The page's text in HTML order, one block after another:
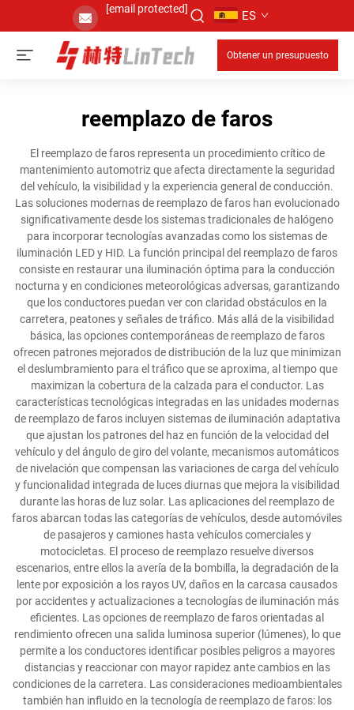
[email protected] ES
Obtener un presupuesto
reemplazo de faros
El reemplazo de faros representa un procedimiento crítico de
mantenimiento automotriz que afecta directamente la seguridad
del vehículo, la visibilidad y la experiencia general de conducción.
Las soluciones modernas de reemplazo de faros han evolucionado
significativamente desde los sistemas tradicionales de halógeno
para incorporar tecnologías avanzadas como los sistemas de
iluminación LED y HID. La función principal del reemplazo de faros
consiste en restaurar una iluminación óptima para la conducción
nocturna y en condiciones meteorológicas adversas, garantizando
que los conductores puedan ver con claridad obstáculos en la
carretera, peatones y señales de tráfico. Más allá de la visibilidad
básica, las opciones contemporáneas de reemplazo de faros
ofrecen patrones mejorados de distribución de la luz que minimizan
el deslumbramiento para el tráfico que se aproxima, al tiempo que
maximizan la cobertura de la calzada para el conductor. Las
características tecnológicas integradas en las unidades modernas
de reemplazo de faros incluyen sistemas de iluminación adaptativa
que ajustan los patrones del haz en función de la velocidad del
vehículo y del ángulo de giro del volante, mecanismos automáticos
de nivelación que compensan las variaciones de carga del vehículo
y funcionalidad integrada de luces diurnas que mejora la visibilidad
durante las horas de luz solar. Las aplicaciones del reemplazo de
faros abarcan todas las categorías de vehículos, desde automóviles
de pasajeros y camiones hasta vehículos comerciales y
motocicletas. El proceso de reemplazo resuelve diversos
escenarios, entre ellos la avería de la bombilla, la degradación de la
lente por exposición a los rayos UV, daños en la carcasa causados
por accidentes y actualizaciones a tecnologías de iluminación más
eficientes. Las opciones de reemplazo de faros orientadas al
rendimiento ofrecen una salida luminosa superior (lúmenes), lo que
permite a los conductores identificar posibles peligros a mayores
distancias y reaccionar con mayor rapidez ante cambios en las
condiciones de la carretera. Las consideraciones medioambientales
también han influido en la tecnología de reemplazo de faros: los